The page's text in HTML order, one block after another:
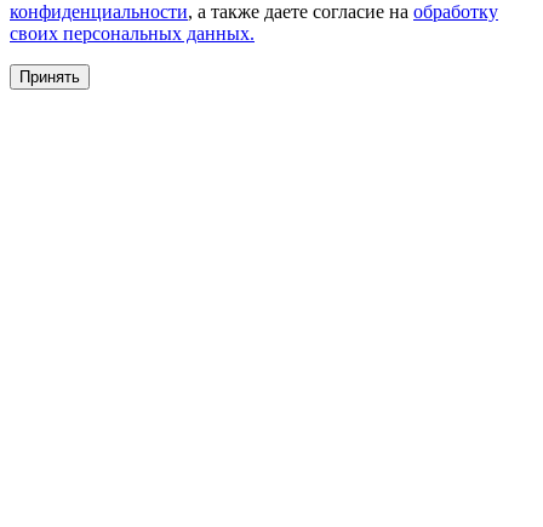
конфиденциальности, а также даете согласие на обработку
своих персональных данных.
Принять